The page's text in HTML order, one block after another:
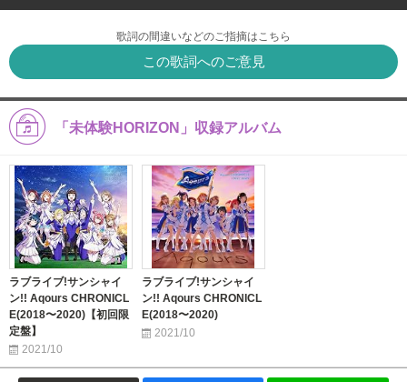
歌詞の間違いなどのご指摘はこちら
この歌詞へのご意見
「未体験HORIZON」収録アルバム
ラブライブ!サンシャイ
ン!! Aqours CHRONICL
E(2018〜2020)【初回限
定盤】
2021/10
ラブライブ!サンシャイ
ン!! Aqours CHRONICL
E(2018〜2020)
2021/10